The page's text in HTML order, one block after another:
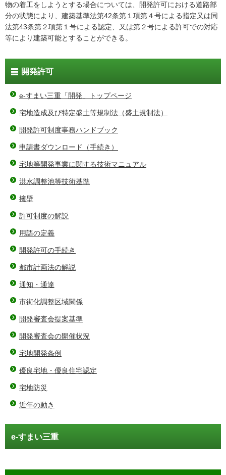
物の着工をしようとする場合については、開発許可における道路部
分の状態により、建築基準法第42条第１項第４号による指定又は同
法第43条第２項第１号による認定、又は第２号による許可での対応
等により建築可能とすることができる。
開発許可
e-すまい三重「開発」トップページ
宅地造成及び特定盛土等規制法（盛土規制法）
開発許可制度事務ハンドブック
申請書ダウンロード（手続き）
宅地等開発事業に関する技術マニュアル
洪水調整池等技術基準
擁壁
許可制度の解説
用語の定義
開発許可の手続き
都市計画法の解説
通知・通達
市街化調整区域関係
開発審査会提案基準
開発審査会の開催状況
宅地開発条例
優良宅地・優良住宅認定
宅地防災
近年の動き
e-すまい三重